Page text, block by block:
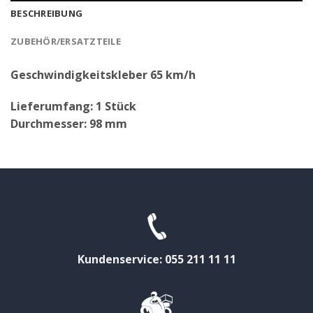
BESCHREIBUNG
ZUBEHÖR/ERSATZTEILE
Geschwindigkeitskleber 65 km/h
Lieferumfang: 1 Stück
Durchmesser: 98 mm
Kundenservice: 055 211 11 11